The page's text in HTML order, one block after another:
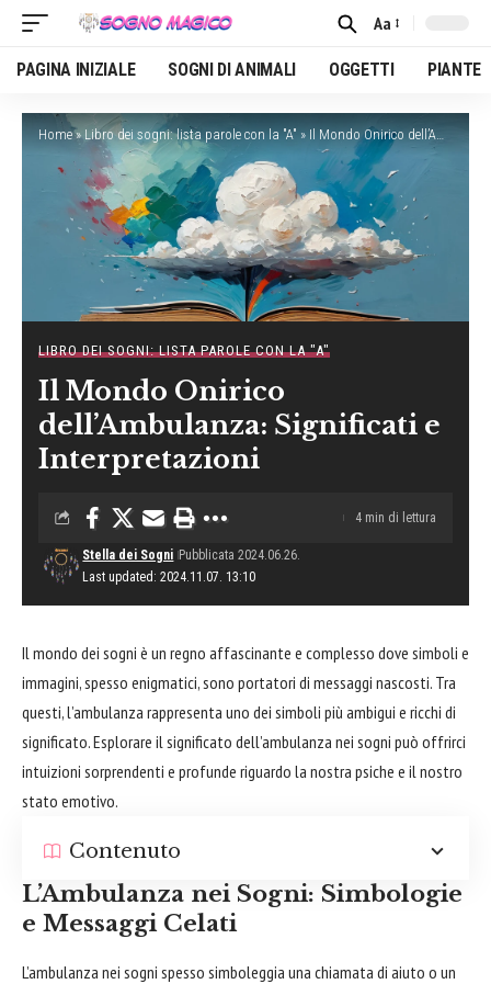
Font
Resizer
Aa
PAGINA INIZIALE SOGNI DI ANIMALI OGGETTI PIANTE
Home» Libro dei sogni: lista parole con la "A" » Il Mondo Onirico dell’Ambulanza: Significati e Interpretazioni
LIBRO DEI SOGNI: LISTA PAROLE CON LA "A"
Il Mondo Onirico
dell’Ambulanza: Significati e
Interpretazioni
Last updated: 2024.11.07. 13:10
Stella dei Sogni Pubblicata 2024.06.26.
4 min di lettura
Il mondo dei sogni è un regno affascinante e complesso dove simboli e
immagini, spesso enigmatici, sono portatori di messaggi nascosti. Tra
questi, l’ambulanza rappresenta uno dei simboli più ambigui e ricchi di
significato. Esplorare il significato dell’ambulanza nei sogni può offrirci
intuizioni sorprendenti e profunde riguardo la nostra psiche e il nostro
stato emotivo.
Contenuto
L’Ambulanza nei Sogni: Simbologie
e Messaggi Celati
L’ambulanza nei sogni spesso simboleggia una chiamata di aiuto o un